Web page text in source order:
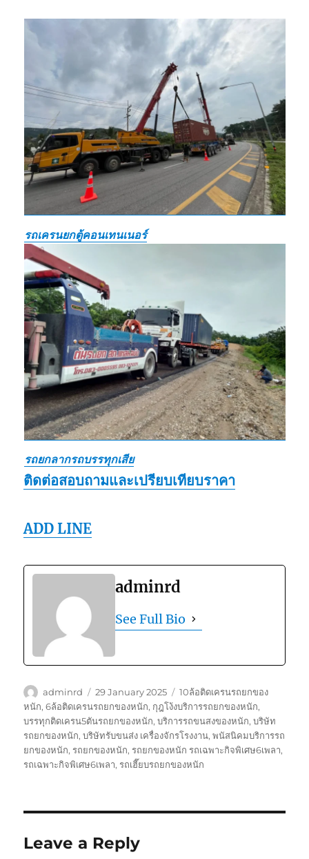
รถเครนยกตู้คอนเทนเนอร์
รถยกลากรถบรรทุกเสีย
ติดต่อสอบถามและเปรียบเทียบราคา
ADD LINE
adminrd
See Full Bio
Author
adminrd
Posted
on
29 January 2025 Tags
10ล้อติดเครนรถยกของ
หนัก,6ล้อติดเครนรถยกของหนัก, กุฎโง้งบริการรถยกของหนัก,
บรรทุกติดเครน5ตันรถยกของหนัก,บริการรถขนสงของหนัก,บริษัท
รถยกของหนัก,บริษัทรับขนส่ง เครื่องจักรโรงงาน,พนัสนิคมบริการรถ
ยกของหนัก,รถยกของหนัก,รถยกของหนัก รถเฉพาะกิจพิเศษ6เพลา,
รถเฉพาะกิจพิเศษ6เพลา,รถเฮี๊ยบรถยกของหนัก
Leave a Reply